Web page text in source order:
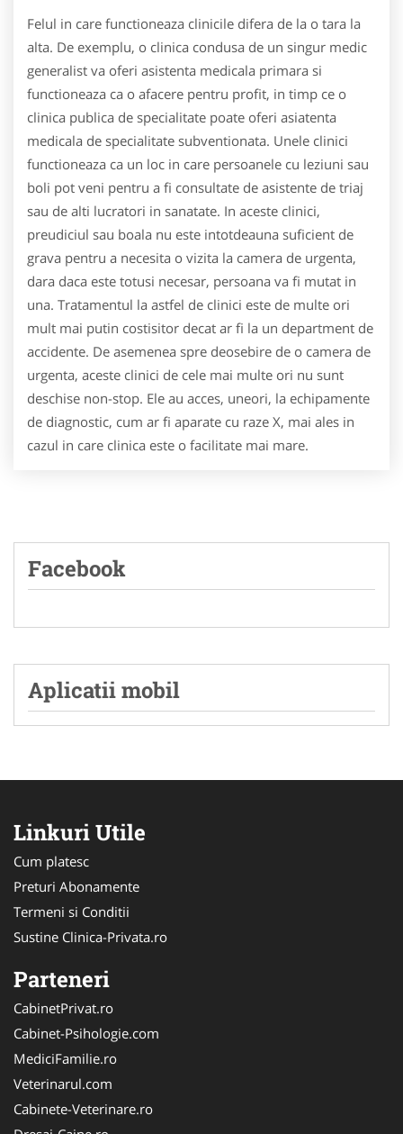
Felul in care functioneaza clinicile difera de la o tara la
alta. De exemplu, o clinica condusa de un singur medic
generalist va oferi asistenta medicala primara si
functioneaza ca o afacere pentru profit, in timp ce o
clinica publica de specialitate poate oferi asiatenta
medicala de specialitate subventionata. Unele clinici
functioneaza ca un loc in care persoanele cu leziuni sau
boli pot veni pentru a fi consultate de asistente de triaj
sau de alti lucratori in sanatate. In aceste clinici,
preudiciul sau boala nu este intotdeauna suficient de
grava pentru a necesita o vizita la camera de urgenta,
dara daca este totusi necesar, persoana va fi mutat in
una. Tratamentul la astfel de clinici este de multe ori
mult mai putin costisitor decat ar fi la un department de
accidente. De asemenea spre deosebire de o camera de
urgenta, aceste clinici de cele mai multe ori nu sunt
deschise non-stop. Ele au acces, uneori, la echipamente
de diagnostic, cum ar fi aparate cu raze X, mai ales in
cazul in care clinica este o facilitate mai mare.
Facebook
Aplicatii mobil
Linkuri Utile
Cum platesc
Preturi Abonamente
Termeni si Conditii
Sustine Clinica-Privata.ro
Parteneri
CabinetPrivat.ro
Cabinet-Psihologie.com
MediciFamilie.ro
Veterinarul.com
Cabinete-Veterinare.ro